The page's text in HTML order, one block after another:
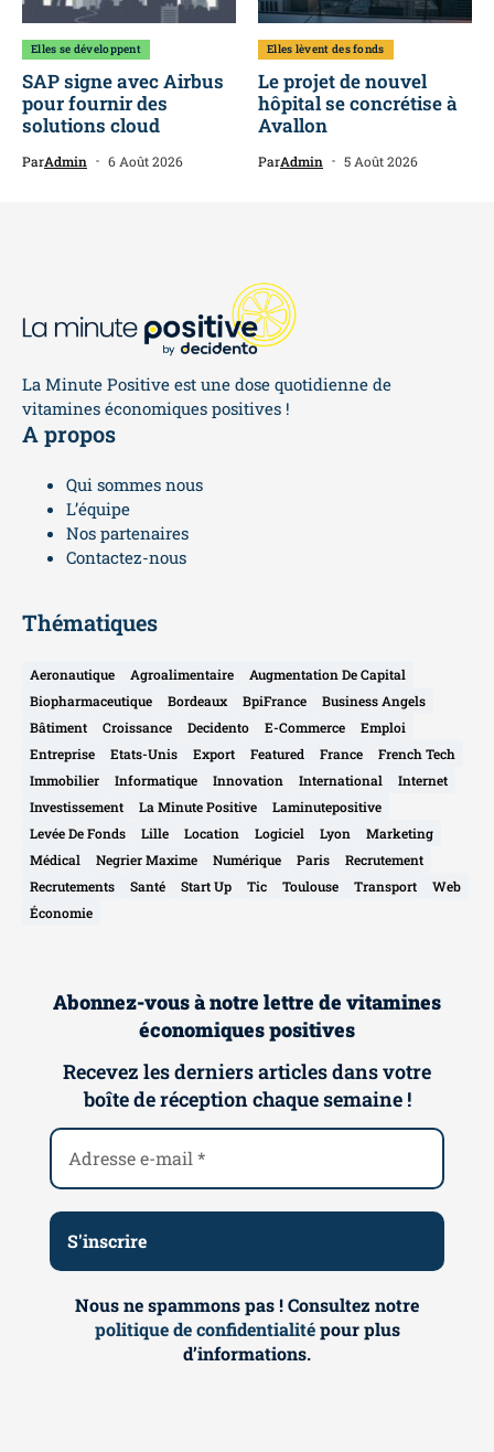
Elles se développent
SAP signe avec Airbus
pour fournir des
solutions cloud
ParAdmin 6 Août 2026
Elles lèvent des fonds
Le projet de nouvel
hôpital se concrétise à
Avallon
ParAdmin 5 Août 2026
La Minute Positive est une dose quotidienne de
vitamines économiques positives !
A propos
Qui sommes nous
L’équipe
Nos partenaires
Contactez-nous
Thématiques
Aeronautique Agroalimentaire
Augmentation De Capital
Biopharmaceutique
Bordeaux BpiFrance
Business Angels
Bâtiment
Croissance Decidento E-Commerce
Emploi
Entreprise
Etats-Unis Export Featured France
French Tech
Immobilier
Informatique Innovation International
Internet
Investissement
La Minute Positive
Laminutepositive
Levée De Fonds
Lille Location Logiciel Lyon
Marketing
Médical
Negrier Maxime Numérique Paris
Recrutement
Recrutements
Santé Start Up Tic Toulouse Transport
Web
Économie
Abonnez-vous à notre lettre de vitamines
économiques positives
Recevez les derniers articles dans votre
boîte de réception chaque semaine !
Nous ne spammons pas ! Consultez notre
politique de confidentialitépour plus
d’informations.